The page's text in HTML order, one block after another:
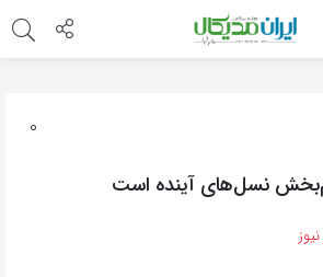
0
نسل‌های آینده است